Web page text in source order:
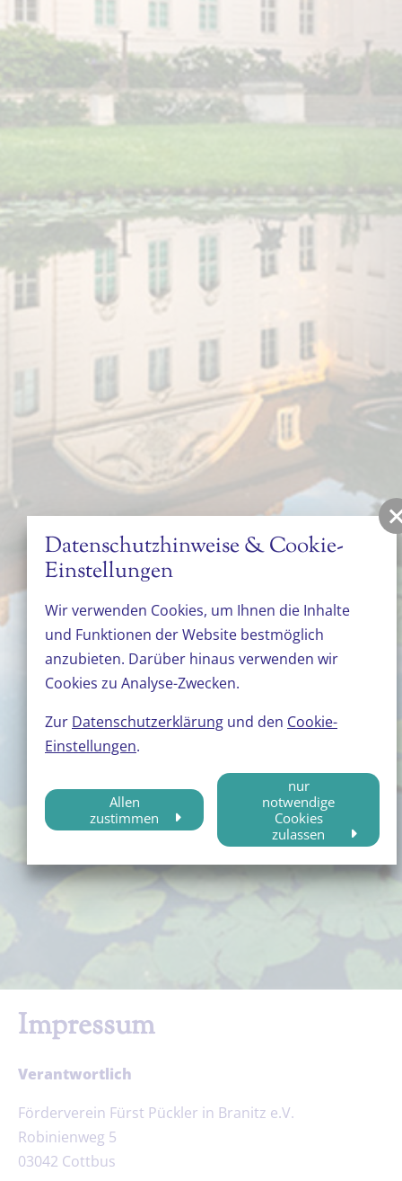
Impressum
Verantwortlich
Förderverein Fürst Pückler in Branitz e.V.
Robinienweg 5
03042 Cottbus
Datenschutzhinweise & Cookie-
Einstellungen
Wir verwenden Cookies, um Ihnen die Inhalte
und Funktionen der Website bestmöglich
anzubieten. Darüber hinaus verwenden wir
Cookies zu Analyse-Zwecken.
Zur Datenschutzerklärung und den Cookie-
Einstellungen.
Allen
zustimmen
nur
notwendige
Cookies
zulassen